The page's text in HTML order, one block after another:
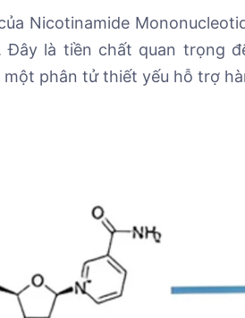
Nicotinamide
là tiền chất quan trọng
một phân tử thiết yếu hỗ trợ